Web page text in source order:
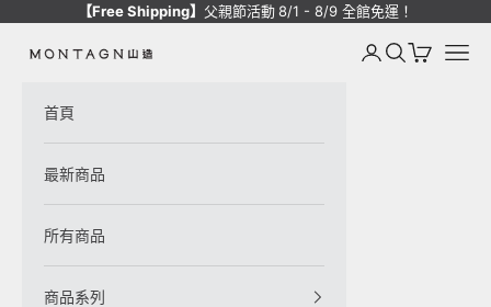
【Free Shipping】 父親節活動8/1 - 8/9 全館免運！
Montagne de Pierre 選單
登入搜尋購物車
首頁
最新商品
所有商品
商品系列